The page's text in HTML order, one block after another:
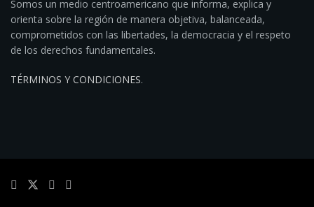
Somos un medio centroamericano que informa, explica y
orienta sobre la región de manera objetiva, balanceada,
comprometidos con las libertades, la democracia y el respeto
de los derechos fundamentales.
TÉRMINOS Y CONDICIONES.